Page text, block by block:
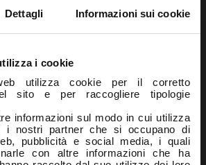
Dettagli Informazioni sui cookie
i cookie
utilizza cookie per il corretto
sito e per raccogliere tipologie
informazioni sul modo in cui utilizza
i nostri partner che si occupano di
pubblicità e social media, i quali
con altre informazioni che ha
protesi